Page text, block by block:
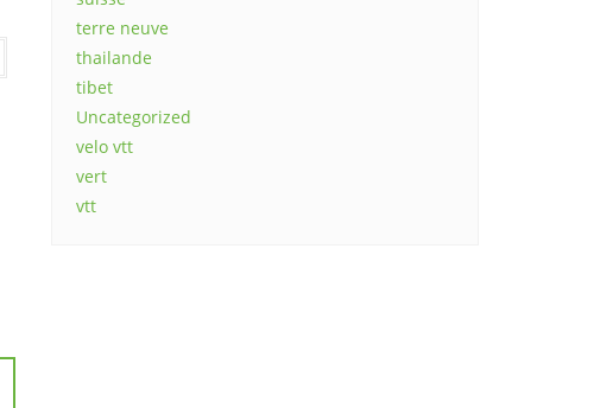
terre neuve
thailande
tibet
Uncategorized
velo vtt
vert
vtt